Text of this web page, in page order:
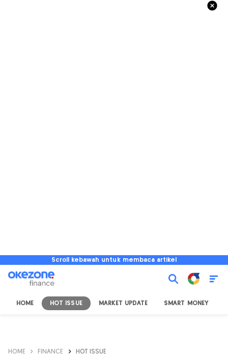
Scroll kebawah untuk membaca artikel
HOME HOT ISSUE MARKET UPDATE SMART MONEY
HOME FINANCE HOT ISSUE